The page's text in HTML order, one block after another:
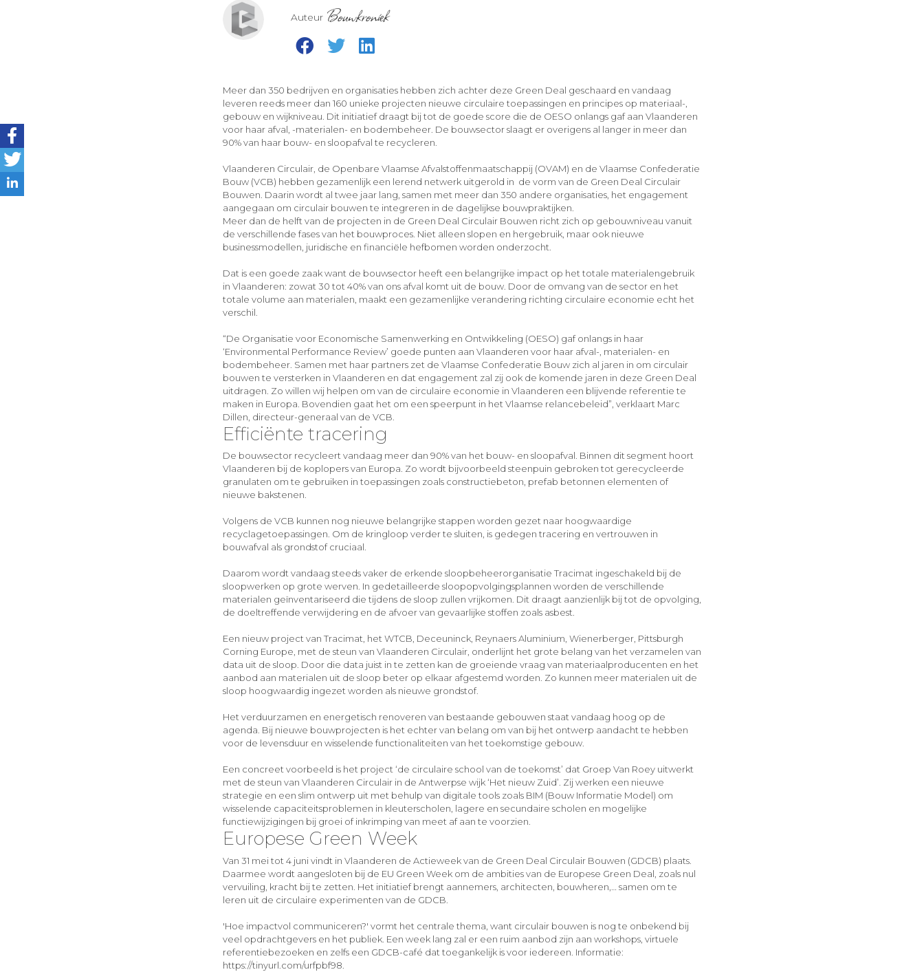
Auteur Bouwkroniek
Meer dan 350 bedrijven en organisaties hebben zich achter deze Green Deal geschaard en vandaag
leveren reeds meer dan 160 unieke projecten nieuwe circulaire toepassingen en principes op materiaal-,
gebouw en wijkniveau. Dit initiatief draagt bij tot de goede score die de OESO onlangs gaf aan Vlaanderen
voor haar afval, -materialen- en bodembeheer. De bouwsector slaagt er overigens al langer in meer dan
90% van haar bouw- en sloopafval te recycleren.
Vlaanderen Circulair, de Openbare Vlaamse Afvalstoffenmaatschappij (OVAM) en de Vlaamse Confederatie
Bouw (VCB) hebben gezamenlijk een lerend netwerk uitgerold in de vorm van de Green Deal Circulair
Bouwen. Daarin wordt al twee jaar lang, samen met meer dan 350 andere organisaties, het engagement
aangegaan om circulair bouwen te integreren in de dagelijkse bouwpraktijken.
Meer dan de helft van de projecten in de Green Deal Circulair Bouwen richt zich op gebouwniveau vanuit
de verschillende fases van het bouwproces. Niet alleen slopen en hergebruik, maar ook nieuwe
businessmodellen, juridische en financiële hefbomen worden onderzocht.
Dat is een goede zaak want de bouwsector heeft een belangrijke impact op het totale materialengebruik
in Vlaanderen: zowat 30 tot 40% van ons afval komt uit de bouw. Door de omvang van de sector en het
totale volume aan materialen, maakt een gezamenlijke verandering richting circulaire economie echt het
verschil.
“De Organisatie voor Economische Samenwerking en Ontwikkeling (OESO) gaf onlangs in haar
‘Environmental Performance Review’ goede punten aan Vlaanderen voor haar afval-, materialen- en
bodembeheer. Samen met haar partners zet de Vlaamse Confederatie Bouw zich al jaren in om circulair
bouwen te versterken in Vlaanderen en dat engagement zal zij ook de komende jaren in deze Green Deal
uitdragen. Zo willen wij helpen om van de circulaire economie in Vlaanderen een blijvende referentie te
maken in Europa. Bovendien gaat het om een speerpunt in het Vlaamse relancebeleid”, verklaart Marc
Dillen, directeur-generaal van de VCB.
Efficiënte tracering
De bouwsector recycleert vandaag meer dan 90% van het bouw- en sloopafval. Binnen dit segment hoort
Vlaanderen bij de koplopers van Europa. Zo wordt bijvoorbeeld steenpuin gebroken tot gerecycleerde
granulaten om te gebruiken in toepassingen zoals constructiebeton, prefab betonnen elementen of
nieuwe bakstenen.
Volgens de VCB kunnen nog nieuwe belangrijke stappen worden gezet naar hoogwaardige
recyclagetoepassingen. Om de kringloop verder te sluiten, is gedegen tracering en vertrouwen in
bouwafval als grondstof cruciaal.
Daarom wordt vandaag steeds vaker de erkende sloopbeheerorganisatie Tracimat ingeschakeld bij de
sloopwerken op grote werven. In gedetailleerde sloopopvolgingsplannen worden de verschillende
materialen geïnventariseerd die tijdens de sloop zullen vrijkomen. Dit draagt aanzienlijk bij tot de opvolging,
de doeltreffende verwijdering en de afvoer van gevaarlijke stoffen zoals asbest.
Een nieuw project van Tracimat, het WTCB, Deceuninck, Reynaers Aluminium, Wienerberger, Pittsburgh
Corning Europe, met de steun van Vlaanderen Circulair, onderlijnt het grote belang van het verzamelen van
data uit de sloop. Door die data juist in te zetten kan de groeiende vraag van materiaalproducenten en het
aanbod aan materialen uit de sloop beter op elkaar afgestemd worden. Zo kunnen meer materialen uit de
sloop hoogwaardig ingezet worden als nieuwe grondstof.
Het verduurzamen en energetisch renoveren van bestaande gebouwen staat vandaag hoog op de
agenda. Bij nieuwe bouwprojecten is het echter van belang om van bij het ontwerp aandacht te hebben
voor de levensduur en wisselende functionaliteiten van het toekomstige gebouw.
Een concreet voorbeeld is het project ‘de circulaire school van de toekomst’ dat Groep Van Roey uitwerkt
met de steun van Vlaanderen Circulair in de Antwerpse wijk ‘Het nieuw Zuid’. Zij werken een nieuwe
strategie en een slim ontwerp uit met behulp van digitale tools zoals BIM (Bouw Informatie Model) om
wisselende capaciteitsproblemen in kleuterscholen, lagere en secundaire scholen en mogelijke
functiewijzigingen bij groei of inkrimping van meet af aan te voorzien.
Europese Green Week
Van 31 mei tot 4 juni vindt in Vlaanderen de Actieweek van de Green Deal Circulair Bouwen (GDCB) plaats.
Daarmee wordt aangesloten bij de EU Green Week om de ambities van de Europese Green Deal, zoals nul
vervuiling, kracht bij te zetten. Het initiatief brengt aannemers, architecten, bouwheren,… samen om te
leren uit de circulaire experimenten van de GDCB.
'Hoe impactvol communiceren?' vormt het centrale thema, want circulair bouwen is nog te onbekend bij
veel opdrachtgevers en het publiek. Een week lang zal er een ruim aanbod zijn aan workshops, virtuele
referentiebezoeken en zelfs een GDCB-café dat toegankelijk is voor iedereen. Informatie:
https://tinyurl.com/urfpbf98.